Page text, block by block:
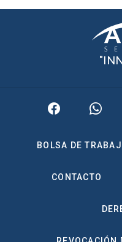
BOLSA DE
CONTACTO